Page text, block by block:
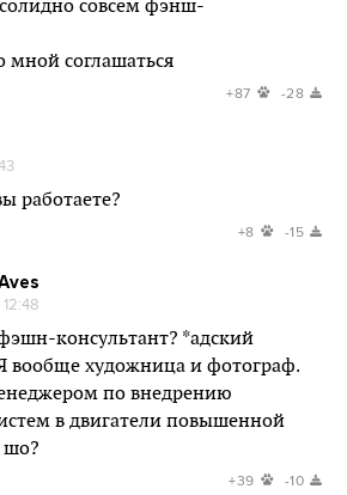
совсем фэнш-
соглашаться
+87 -28
работаете?
+8 -15
консультант? *адский
вообще художница и фотограф.
по внедрению
в двигатели повышенной
+39 -10